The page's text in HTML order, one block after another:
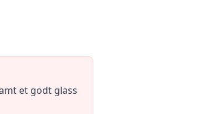
et godt glass